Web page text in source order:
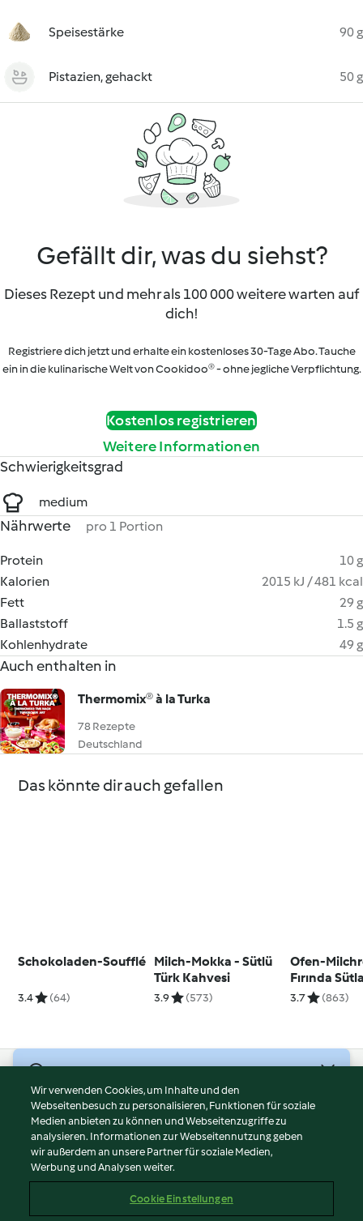
Speisestärke 90 g
Pistazien, gehackt 50 g
Gefällt dir, was du siehst?
Dieses Rezept und mehr als 100 000 weitere warten auf
dich!
Registriere dich jetzt und erhalte ein kostenloses 30-Tage Abo. Tauche
ein in die kulinarische Welt von Cookidoo® - ohne jegliche Verpflichtung.
Kostenlos registrieren
Weitere Informationen
Schwierigkeitsgrad
medium
Nährwerte pro 1 Portion
Protein
10 g
Kalorien
2015 kJ / 481 kcal
Fett
29 g
Ballaststoff
1.5 g
Kohlenhydrate
49 g
Auch enthalten in
Thermomix® à la Turka
78 Rezepte
Deutschland
Das könnte dir auch gefallen
Schokoladen-Soufflé
3.4 (64)
Milch-Mokka - Sütlü
Türk Kahvesi
3.9 (573)
Ofen-
Fırında
3.7 (863)
Nutzungsbedingungen
Datenschutzrichtlinien
Disclaimer
Impressum
Inhalt melden
Wir verwenden Cookies, um Inhalte und den
Webseitenbesuch zu personalisieren, Funktionen für soziale
Medien anbieten zu können und Webseitenzugriffe zu
analysieren. Informationen zur Webseitennutzung geben
wir außerdem an unsere Partner für soziale Medien,
Werbung und Analysen weiter.
Cookie Einstellungen